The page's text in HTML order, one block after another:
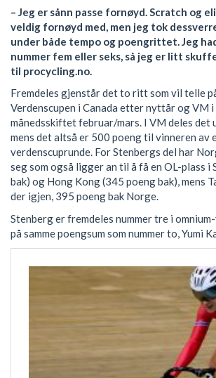
– Jeg er sånn passe fornøyd. Scratch og
veldig fornøyd med, men jeg tok
under både tempo og poengrittet. Jeg
nummer fem eller seks, så jeg er litt
til procycling.no.
Fremdeles gjenstår det to ritt som vil telle
Verdenscupen i Canada etter nyttår og VM
månedsskiftet februar/mars. I VM deles det
mens det altså er 500 poeng til vinneren av
verdenscuprunde. For Stenbergs del har
seg som også ligger an til å få en OL-plass i
bak) og Hong Kong (345 poeng bak), mens
der igjen, 395 poeng bak Norge.
Stenberg er fremdeles nummer tre i
på samme poengsum som nummer to, Yumi